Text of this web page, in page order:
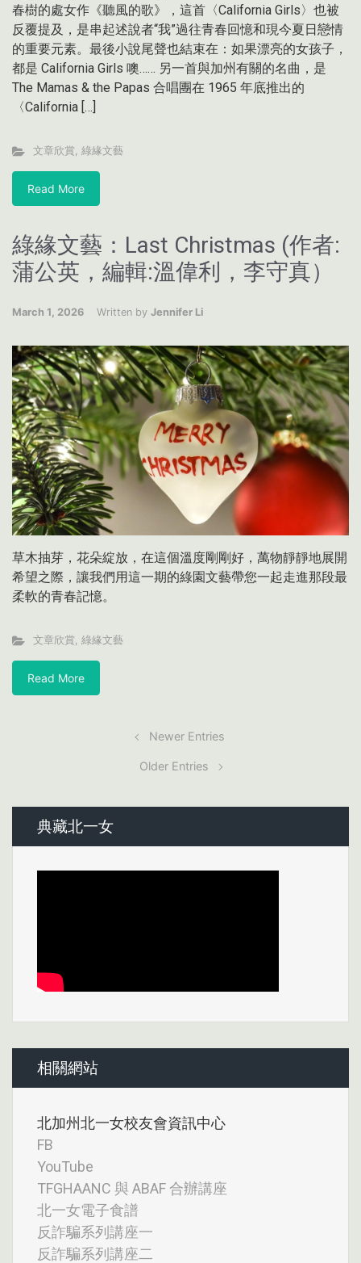
春樹的處女作《聽風的歌》，這首〈California Girls〉也被
反覆提及，是串起述說者“我”過往青春回憶和現今夏日戀情
的重要元素。最後小說尾聲也結束在：如果漂亮的女孩子，
都是 California Girls 噢…… 另一首與加州有關的名曲，是
The Mamas & the Papas 合唱團在 1965 年底推出的
〈California […]
文章欣賞, 綠緣文藝
Read More
綠緣文藝：Last Christmas (作者:
蒲公英，編輯:溫偉利，李守真）
March 1, 2026 Written by Jennifer Li
草木抽芽，花朵綻放，在這個溫度剛剛好，萬物靜靜地展開
希望之際，讓我們用這一期的綠園文藝帶您一起走進那段最
柔軟的青春記憶。
文章欣賞, 綠緣文藝
Read More
Newer Entries
Older Entries
典藏北一女
相關網站
北加州北一女校友會資訊中心
FB
YouTube
TFGHAANC 與 ABAF 合辦講座
北一女電子食譜
反詐騙系列講座一
反詐騙系列講座二